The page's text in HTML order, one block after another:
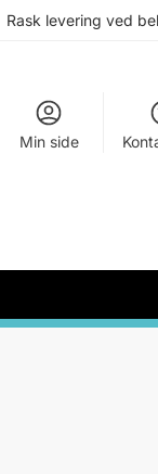
Rask levering ved
Min side